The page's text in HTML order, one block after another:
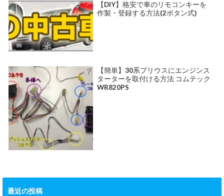
【DIY】格安で車のリモコンキーを
作製・登録する方法(2ボタン式)
【簡単】30系プリウスにエンジンス
ターターを取付ける方法 コムテック
WR820PS
最近の投稿